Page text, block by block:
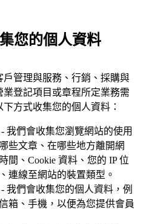
您的個人資料
管理與服務、行銷、採購與
登記項目或章程所定業務需
方式收集您的個人資料：
我們會收集您瀏覽網站的使用
些文章、在哪些地方離開網
間、Cookie 資料、您的 IP 位
連線至網站的裝置類型。
我們會收集您的個人資料，例
箱、手機，以便為您提供會員